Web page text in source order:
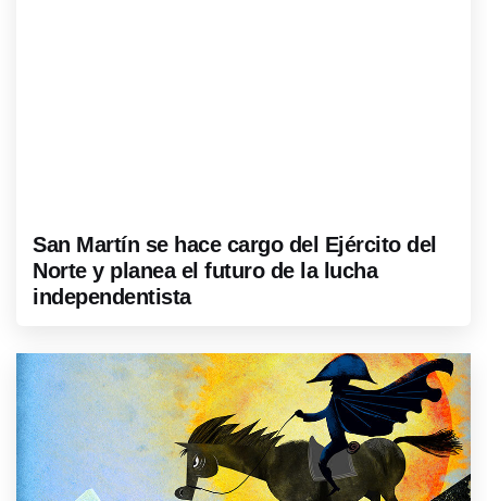
San Martín se hace cargo del Ejército del
Norte y planea el futuro de la lucha
independentista